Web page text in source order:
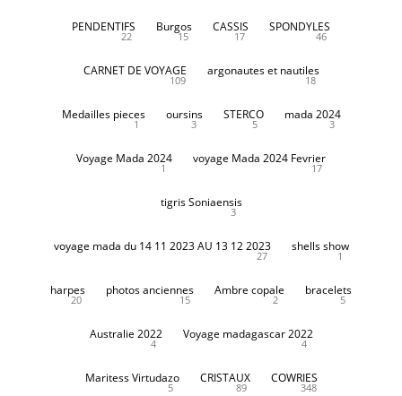
PENDENTIFS
22
Burgos
15
CASSIS
17
SPONDYLES
46
CARNET DE VOYAGE
109
argonautes et nautiles
18
Medailles pieces
1
oursins
3
STERCO
5
mada 2024
3
Voyage Mada 2024
1
voyage Mada 2024 Fevrier
17
tigris Soniaensis
3
voyage mada du 14 11 2023 AU 13 12 2023
27
shells show
1
harpes
20
photos anciennes
15
Ambre copale
2
bracelets
5
Australie 2022
4
Voyage madagascar 2022
4
Maritess Virtudazo
5
CRISTAUX
89
COWRIES
348